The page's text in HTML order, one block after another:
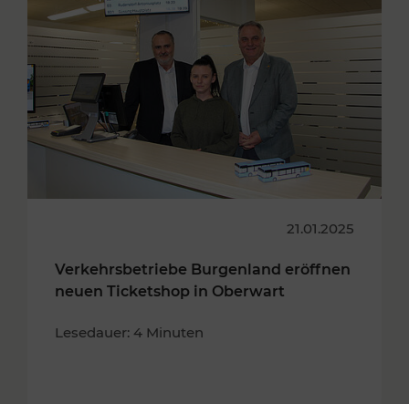
21.01.2025
Verkehrsbetriebe Burgenland eröffnen
neuen Ticketshop in Oberwart
Lesedauer: 4 Minuten